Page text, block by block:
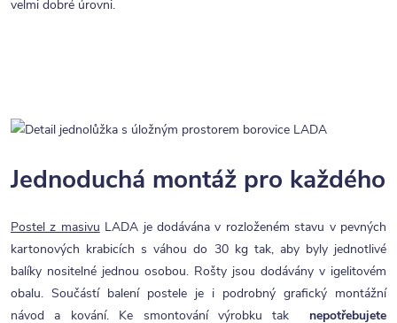
velmi dobré úrovni.
Jednoduchá montáž pro každého
Postel z masivu LADA je dodávána v rozloženém stavu v pevných
kartonových krabicích s váhou do 30 kg tak, aby byly jednotlivé
balíky nositelné jednou osobou. Rošty jsou dodávány v igelitovém
obalu. Součástí balení postele je i podrobný grafický montážní
návod a kování. Ke smontování výrobku tak nepotřebujete